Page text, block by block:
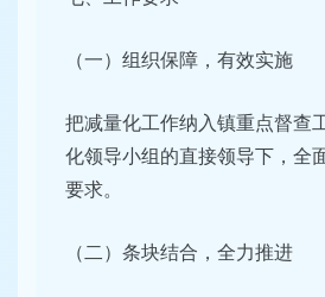
（一）组织保障，有效实施
把减量化工作纳入镇重点督查
化领导小组的直接领导下，全
要求。
（二）条块结合，全力推进